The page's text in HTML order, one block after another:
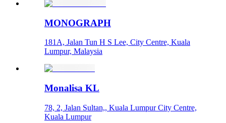
MONOGRAPH
181A, Jalan Tun H S Lee, City Centre, Kuala
Lumpur, Malaysia
Monalisa KL
78, 2, Jalan Sultan,, Kuala Lumpur City Centre,
Kuala Lumpur